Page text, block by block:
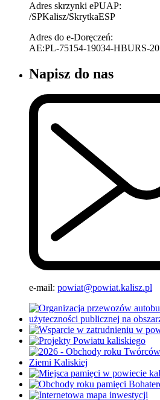
Adres skrzynki ePUAP:
/SPKalisz/SkrytkaESP
Adres do e-Doręczeń:
AE:PL-75154-19034-HBURS-20
Napisz do nas
e-mail: powiat@powiat.kalisz.pl